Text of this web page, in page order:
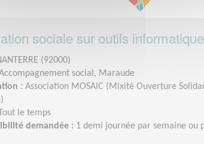
sociale sur outils
(92000)
social, Maraude
: Association MOSAIC (Mixité Ouverture
Tout le temps
demandée : 1 demi journée par semaine ou